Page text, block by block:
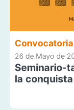
Convocatoria
26 de Mayo de
Seminario-
la